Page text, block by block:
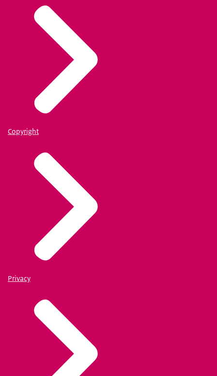
Copyright
Privacy